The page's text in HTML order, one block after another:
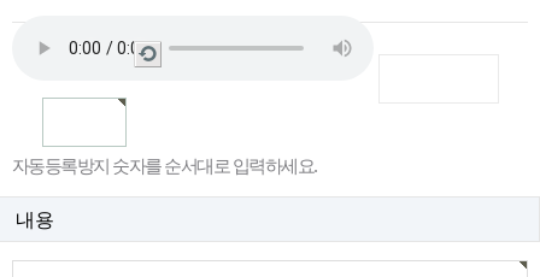
새
자동등록방지 숫자를 순서대로 입력하세요.
내용